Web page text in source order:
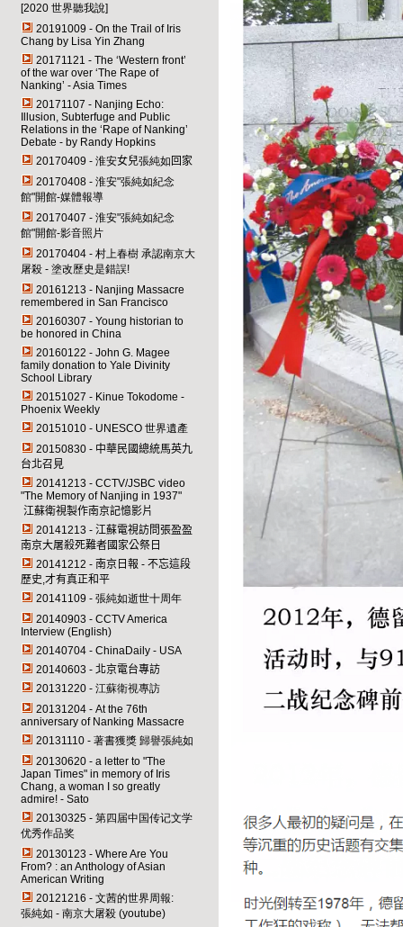
[2020 世界聽我說]
20191009 - On the Trail of Iris
Chang by Lisa Yin Zhang
20171121 - The ‘Western front’
of the war over ‘The Rape of
Nanking’ - Asia Times
20171107 - Nanjing Echo:
Illusion, Subterfuge and Public
Relations in the ‘Rape of Nanking’
Debate - by Randy Hopkins
20170409 - 淮安女兒張純如 回家
20170408 - 淮安"張純如紀念
館"開館-媒體報導
20170407 - 淮安"張純如紀念
館"開館-影音照片
20170404 - 村上春樹 承認南京大
屠殺 - 塗改歷史是錯誤!
20161213 - Nanjing Massacre
remembered in San Francisco
20160307 - Young historian to
be honored in China
20160122 - John G. Magee
family donation to Yale Divinity
School Library
20151027 - Kinue Tokodome -
Phoenix Weekly
20151010 - UNESCO 世界遺產
20150830 - 中華民國總統馬英九
台北召見
20141213 - CCTV/JSBC video
"The Memory of Nanjing in 1937"
江蘇衛視製作南京記憶影片
20141213 - 江蘇電視訪問張盈盈
南京大屠殺死難者國家公祭日
20141212 - 南京日報 - 不忘這段
歷史,才有真正和平
20141109 - 張純如逝世十周年
20140903 - CCTV America
Interview (English)
20140704 - ChinaDaily - USA
20140603 - 北京電台專訪
20131220 - 江蘇衛視專訪
20131204 - At the 76th
anniversary of Nanking Massacre
20131110 - 著書獲獎 歸譽張純如
20130620 - a letter to "The
Japan Times" in memory of Iris
Chang, a woman I so greatly
admire! - Sato
20130325 - 第四届中国传记文学
优秀作品奖
20130123 - Where Are You
From? : an Anthology of Asian
American Writing
20121216 - 文茜的世界周報:
張純如 - 南京大屠殺 (youtube)